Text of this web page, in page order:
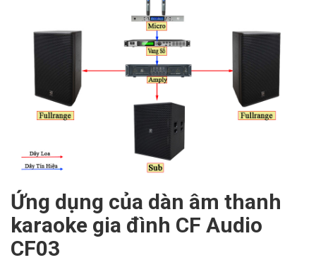
Ứng dụng của dàn âm thanh
karaoke gia đình CF Audio
CF03